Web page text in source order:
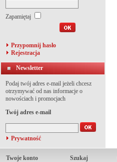
Zapamiętaj
Przypomnij hasło
Rejestracja
Newsletter
Podaj twój adres e-mail jeżeli chcesz
otrzymywać od nas informacje o
nowościach i promocjach
Twój adres e-mail
Prywatność
Twoje konto
Szukaj